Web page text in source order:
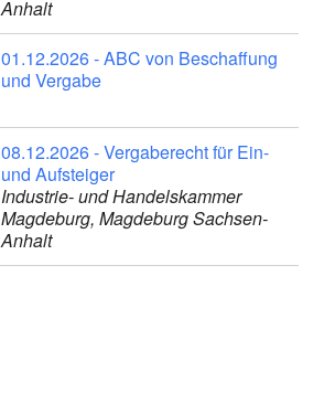
Anhalt
01.12.2026 - ABC von Beschaffung
und Vergabe
08.12.2026 - Vergaberecht für Ein-
und Aufsteiger
Industrie- und Handelskammer
Magdeburg, Magdeburg Sachsen-
Anhalt